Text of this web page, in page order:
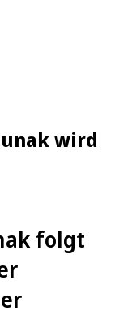
wird
folgt